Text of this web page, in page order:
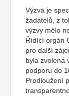
Výzva je
žadatelů, z
výzvy mělo
Řídící orgán
pro další
byla zvolena
podporu do
Prodloužení